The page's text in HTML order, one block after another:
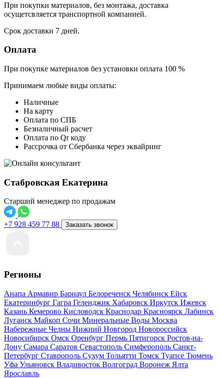
При покупки материалов, без монтажа, доставка
осущетсвляется транспортной компанией.
Срок доставки 7 дней.
Оплата
При покупке материалов без установки оплата 100 %
Принимаем любые виды оплаты:
Наличные
На карту
Оплата по СПБ
Безналичный расчет
Оплата по Qr коду
Рассрочка от Сбербанка через эквайринг
Стабровская Екатерина
Старший менеджер по продажам
+7 928 459 77 88 Заказать звонок
Регионы
Анапа Армавир Барнаул Белореченск Челябинск Ейск
Екатеринбург Гагра Геленджик Хабаровск Иркутск Ижевск
Казань Кемерово Кисловодск Краснодар Красноярск Лабинск
Луганск Майкоп Сочи Минеральные Воды Москва
Набережные Челны Нижний Новгород Новороссийск
Новосибирск Омск Оренбург Пермь Пятигорск Ростов-на-
Дону Самара Саратов Севастополь Симферополь Санкт-
Петербург Ставрополь Сухум Тольятти Томск Туапсе Тюмень
Уфа Ульяновск Владивосток Волгоград Воронеж Ялта
Ярославль